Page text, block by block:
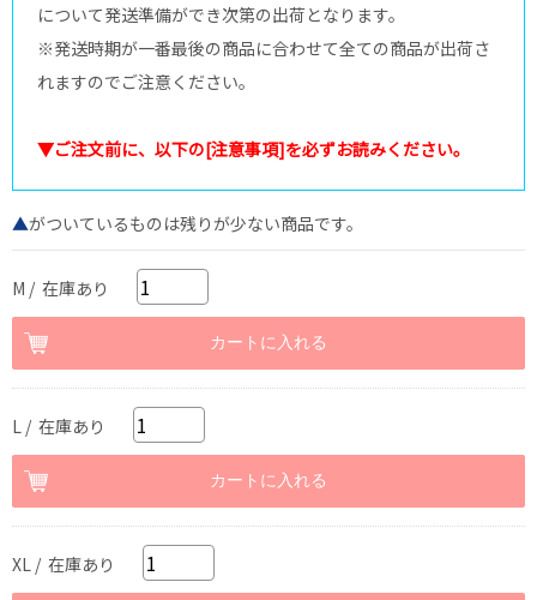
について発送準備ができ次第の出荷となります。
※発送時期が一番最後の商品に合わせて全ての商品が出荷さ
れますのでご注意ください。
▼ご注文前に、以下の[注意事項]を必ずお読みください。
▲がついているものは残りが少ない商品です。
M / 在庫あり
L / 在庫あり
XL / 在庫あり